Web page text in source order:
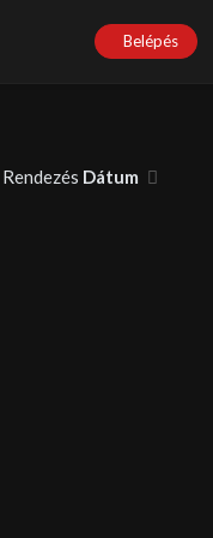
Belépés
Rendezés Dátum